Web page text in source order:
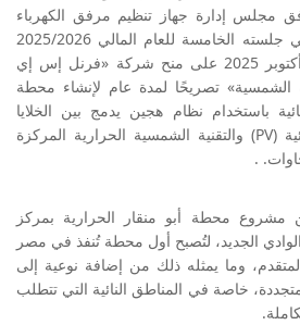
مجلس إدارة جهاز تنظيم مرفق الكهرباء
وحماية المستهلك في جلسته الخامسة للعام المالي 2025/2026
المنعقدة بتاريخ 19 أكتوبر 2025 على منح شركة «فرنل إس إي
تصريحًا لمدة عام لإنشاء محطة
باستخدام نظام هجين يدمج بين الخلايا
الشمسية الكهروضوئية (PV) والتقنية الشمسية الحرارية المركزة
محطة أبو منقار الحرارية بمركز
الجديد، لتُصبح أول محطة تُنفذ في مصر
وما يمثله ذلك من إضافة نوعية إلى
خاصة في المناطق النائية التي تتطلب